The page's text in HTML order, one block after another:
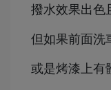
撥水效果出色
但如果前面洗
或是烤漆上有